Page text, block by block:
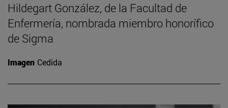
Hildegart González, de la Facultad de
Enfermería, nombrada miembro honorífico
de Sigma
Imagen Cedida